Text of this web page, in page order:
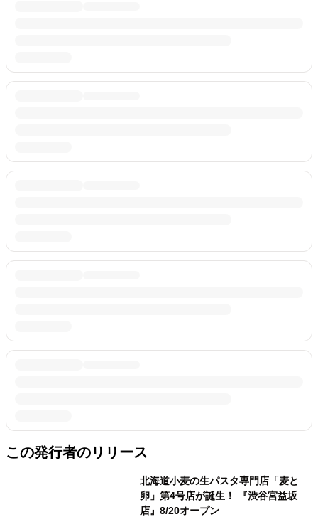
この発行者のリリース
北海道小麦の生パスタ専門店「麦と
卵」第4号店が誕生！ 『渋谷宮益坂
店』8/20オープン